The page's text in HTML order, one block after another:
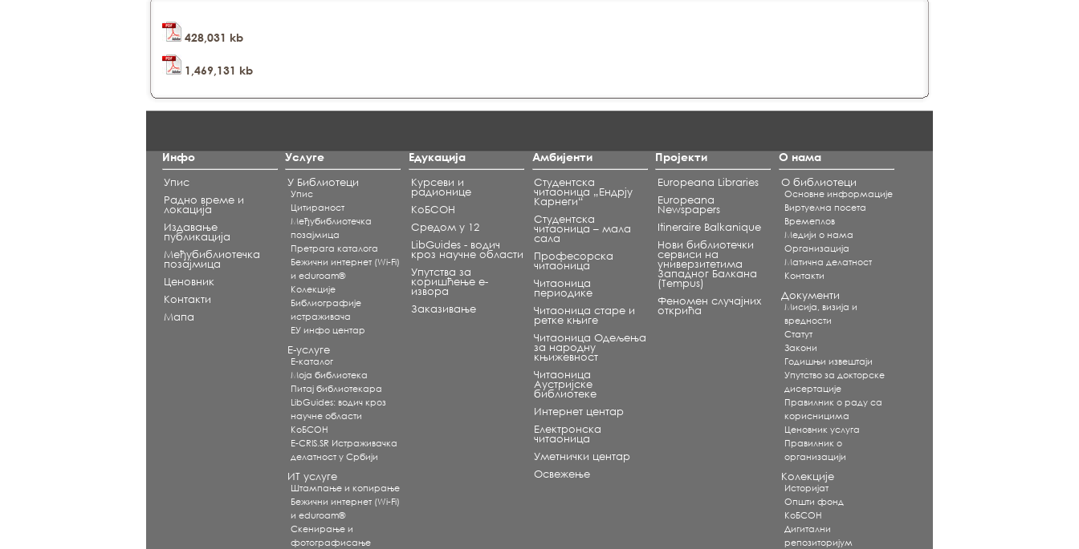
428,031 kb
1,469,131 kb
Инфо
Упис
Радно време и
локација
Издавање
публикација
Међубиблиотечка
позајмица
Ценовник
Контакти
Мапа
Услуге
У Библиотеци
Упис
Цитираност
Међубиблиотечка
позајмица
Претрага каталога
Бежични интернет (Wi-Fi)
и eduroam®
Koлекције
Библиографије
истраживача
ЕУ инфо центар
Е-услуге
Е-каталог
Моја библиотека
Питај библиотекара
LibGuides: водич кроз
научне области
КоБСОН
E-CRIS.SR Истраживачка
делатност у Србији
ИТ услуге
Штампање и копирање
Бежични интернет (Wi-Fi)
и eduroam®
Скенирање и
фотографисање
Едукација
Курсеви и
радионице
КоБСОН
Средом у 12
LibGuides - водич
кроз научне области
Упутства за
коришћење е-
извора
Заказивање
Амбијенти
Студентска
читаоница „Ендрју
Карнеги“
Студентска
читаоница – мала
сала
Професорска
читаоница
Читаоница
периодике
Читаоница старе и
ретке књиге
Читаоница Одељења
за народну
књижевност
Читаоница
Аустријске
библиотеке
Интернет центар
Електронска
читаоница
Уметнички центар
Освежење
Пројекти
Europeana Libraries
Europeana
Newspapers
Itineraire Balkanique
Нови библиотечки
сервиси на
универзитетима
Западног Балкана
(Tempus)
Феномен случајних
открића
О нама
О библиотеци
Основне информације
Виртуелна посета
Времеплов
Медији о нама
Организација
Матична делатност
Контакти
Документи
Мисија, визија и
вредности
Статут
Закони
Годишњи извештаји
Упутство за докторске
дисертације
Правилник о раду са
корисницима
Ценовник услуга
Правилник о
организацији
Колекције
Историјат
Општи фонд
КоБСОН
Дигитални
репозиторијум